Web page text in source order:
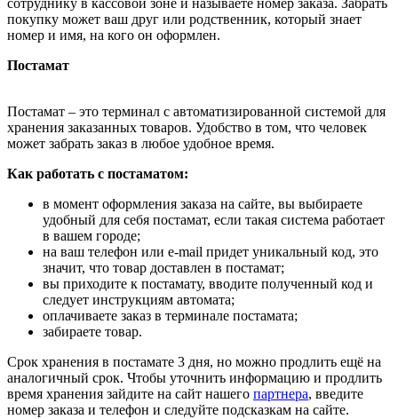
сотруднику в кассовой зоне и называете номер заказа. Забрать
покупку может ваш друг или родственник, который знает
номер и имя, на кого он оформлен.
Постамат
Постамат – это терминал с автоматизированной системой для
хранения заказанных товаров. Удобство в том, что человек
может забрать заказ в любое удобное время.
Как работать с постаматом:
в момент оформления заказа на сайте, вы выбираете
удобный для себя постамат, если такая система работает
в вашем городе;
на ваш телефон или e-mail придет уникальный код, это
значит, что товар доставлен в постамат;
вы приходите к постамату, вводите полученный код и
следует инструкциям автомата;
оплачиваете заказ в терминале постамата;
забираете товар.
Срок хранения в постамате 3 дня, но можно продлить ещё на
аналогичный срок. Чтобы уточнить информацию и продлить
время хранения зайдите на сайт нашего партнера, введите
номер заказа и телефон и следуйте подсказкам на сайте.